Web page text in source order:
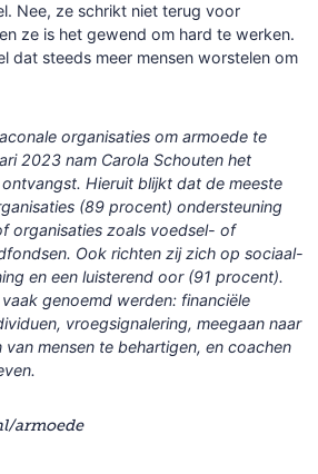
Nee, ze schrikt niet terug voor
ze is het gewend om hard te werken.
dat steeds meer mensen worstelen om
organisaties om armoede te
2023 nam Carola Schouten het
ontvangst. Hieruit blijkt dat de meeste
(89 procent) ondersteuning
organisaties zoals voedsel- of
Ook richten zij zich op sociaal-
en een luisterend oor (91 procent).
genoemd werden: financiële
vroegsignalering, meegaan naar
mensen te behartigen, en coachen
armoede